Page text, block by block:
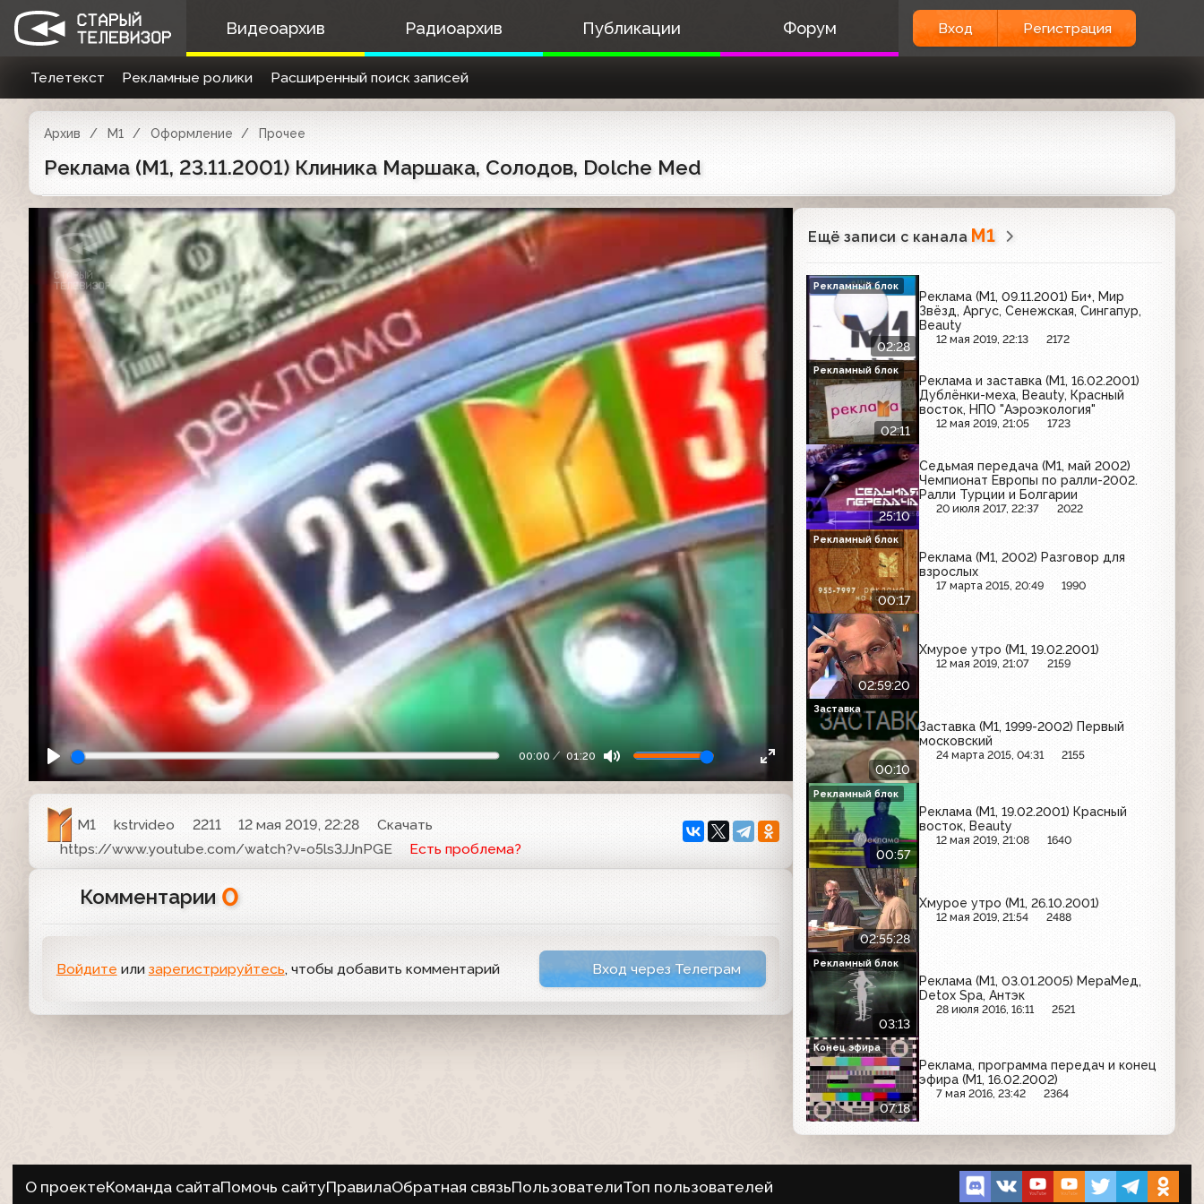
Видеоархив Радиоархив Публикации Форум Вход Регистрация
Телетекст Рекламные ролики Расширенный поиск записей
Архив М1 Оформление Прочее
Реклама (М1, 23.11.2001) Клиника Маршака, Солодов, Dolche Med
00:00 01:20
М1 kstrvideo 2211 12 мая 2019, 22:28
Скачать
https://www.youtube.com/watch?v=o5ls3JJnPGE
Есть проблема?
Комментарии 0
Войдите или зарегистрируйтесь, чтобы добавить комментарий Вход через Телеграм
Ещё записи с канала М1
02:28
Реклама (М1, 09.11.2001) Би+, Мир
Звёзд, Аргус, Сенежская, Сингапур,
Beauty
12 мая 2019, 22:13 2172
Рекламный блок
02:11
Реклама и заставка (М1, 16.02.2001)
Дублёнки-меха, Beauty, Красный
восток, НПО "Аэроэкология"
12 мая 2019, 21:05 1723
Рекламный блок
25:10
Седьмая передача (М1, май 2002)
Чемпионат Европы по ралли-2002.
Ралли Турции и Болгарии
20 июля 2017, 22:37 2022
00:17
Реклама (М1, 2002) Разговор для
взрослых
17 марта 2015, 20:49 1990
Рекламный блок
02:59:20
Хмурое утро (М1, 19.02.2001)
12 мая 2019, 21:07 2159
00:10
Заставка (М1, 1999-2002) Первый
московский
24 марта 2015, 04:31 2155
Заставка
00:57
Реклама (М1, 19.02.2001) Красный
восток, Beauty
12 мая 2019, 21:08 1640
Рекламный блок
02:55:28
Хмурое утро (М1, 26.10.2001)
12 мая 2019, 21:54 2488
03:13
Реклама (М1, 03.01.2005) МераМед,
Detox Spa, Антэк
28 июля 2016, 16:11 2521
Рекламный блок
07:18
Реклама, программа передач и конец
эфира (М1, 16.02.2002)
7 мая 2016, 23:42 2364
Конец эфира
О проектеКоманда сайтаПомочь сайтуПравилаОбратная связьПользователиТоп пользователей